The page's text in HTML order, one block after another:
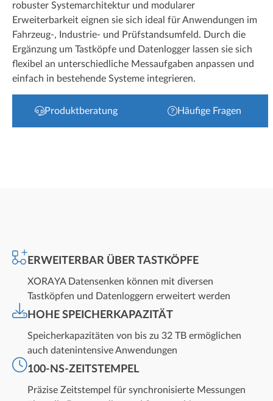
robuster Systemarchitektur und modularer
Erweiterbarkeit eignen sie sich ideal für Anwendungen im
Fahrzeug-, Industrie- und Prüfstandsumfeld. Durch die
Ergänzung um Tastköpfe und Datenlogger lassen sie sich
flexibel an unterschiedliche Messaufgaben anpassen und
einfach in bestehende Systeme integrieren.
Produktberatung Häufige Fragen
ERWEITERBAR ÜBER TASTKÖPFE
XORAYA Datensenken können mit diversen
Tastköpfen und Datenloggern erweitert werden
HOHE SPEICHERKAPAZITÄT
Speicherkapazitäten von bis zu 32 TB ermöglichen
auch datenintensive Anwendungen
100-NS-ZEITSTEMPEL
Präzise Zeitstempel für synchronisierte Messungen